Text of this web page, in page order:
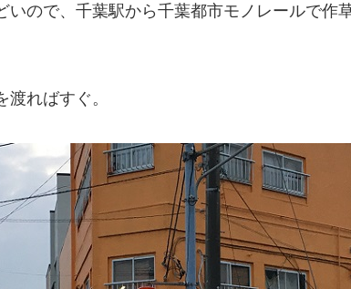
いので、千葉駅から千葉都市モノレールで作
渡ればすぐ。